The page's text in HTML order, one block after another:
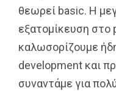
θεωρεί basic. H
εξατομίκευση στο
καλωσορίζουμε
development και
συναντάμε για